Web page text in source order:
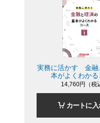
実務に活かす 金融
本がよくわかる
14,760円（税
カートに入